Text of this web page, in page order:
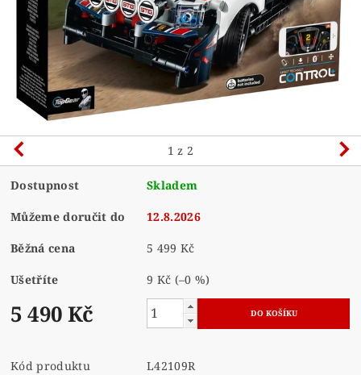
1 z 2
Dostupnost Skladem
Můžeme doručit do 12.8.2026
Běžná cena 5 499 Kč
Ušetříte 9 Kč (–0 %)
5 490 Kč
Kód produktu
L42109R